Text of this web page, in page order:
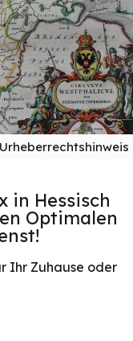
in Hessisch
Optimalen
Ihr Zuhause oder